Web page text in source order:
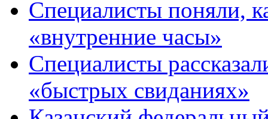
Специалисты поняли,
«внутренние часы»
Специалисты
«быстрых свиданиях»